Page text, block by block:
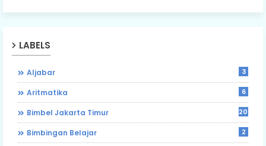
LABELS
Aljabar 3
Aritmatika 6
Bimbel Jakarta Timur 203
Bimbingan Belajar 2